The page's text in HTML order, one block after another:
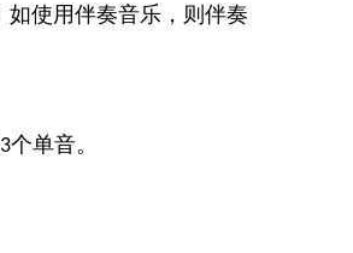
使用伴奏音乐，则伴奏
3个单音。